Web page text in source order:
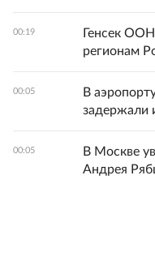
00:19
Генсек
регионам
00:05
В
задержали
00:05
В Москве
Андрея